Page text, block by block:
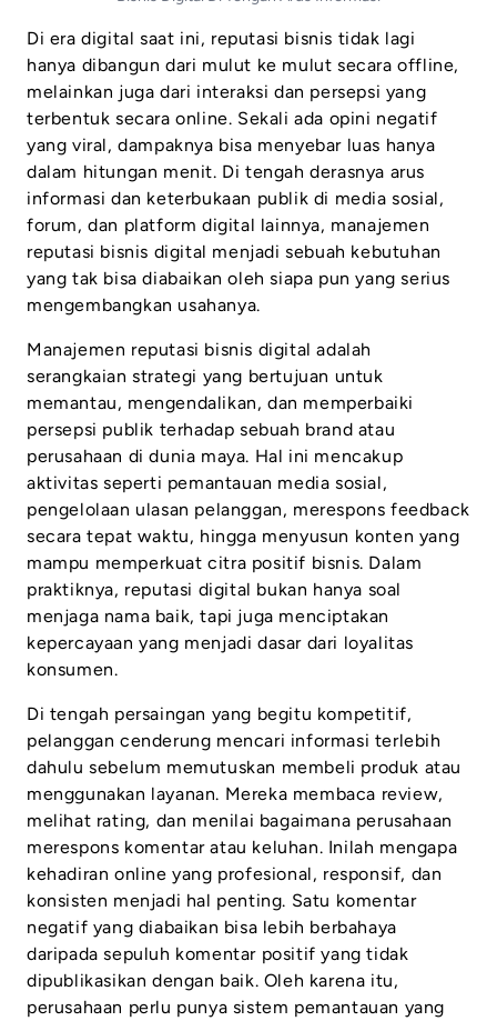
Di era digital saat ini, reputasi bisnis tidak lagi
hanya dibangun dari mulut ke mulut secara offline,
melainkan juga dari interaksi dan persepsi yang
terbentuk secara online. Sekali ada opini negatif
yang viral, dampaknya bisa menyebar luas hanya
dalam hitungan menit. Di tengah derasnya arus
informasi dan keterbukaan publik di media sosial,
forum, dan platform digital lainnya, manajemen
reputasi bisnis digital menjadi sebuah kebutuhan
yang tak bisa diabaikan oleh siapa pun yang serius
mengembangkan usahanya.
Manajemen reputasi bisnis digital adalah
serangkaian strategi yang bertujuan untuk
memantau, mengendalikan, dan memperbaiki
persepsi publik terhadap sebuah brand atau
perusahaan di dunia maya. Hal ini mencakup
aktivitas seperti pemantauan media sosial,
pengelolaan ulasan pelanggan, merespons feedback
secara tepat waktu, hingga menyusun konten yang
mampu memperkuat citra positif bisnis. Dalam
praktiknya, reputasi digital bukan hanya soal
menjaga nama baik, tapi juga menciptakan
kepercayaan yang menjadi dasar dari loyalitas
konsumen.
Di tengah persaingan yang begitu kompetitif,
pelanggan cenderung mencari informasi terlebih
dahulu sebelum memutuskan membeli produk atau
menggunakan layanan. Mereka membaca review,
melihat rating, dan menilai bagaimana perusahaan
merespons komentar atau keluhan. Inilah mengapa
kehadiran online yang profesional, responsif, dan
konsisten menjadi hal penting. Satu komentar
negatif yang diabaikan bisa lebih berbahaya
daripada sepuluh komentar positif yang tidak
dipublikasikan dengan baik. Oleh karena itu,
perusahaan perlu punya sistem pemantauan yang